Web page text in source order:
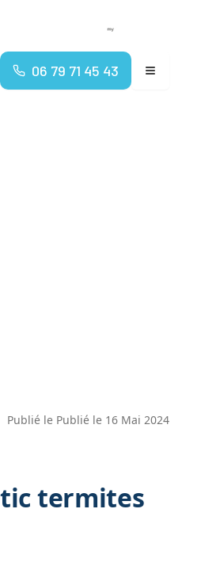
06 79 71 45 43
Publié le Publié le 16 Mai 2024
termites